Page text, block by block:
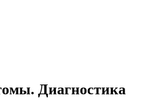
Диагностика